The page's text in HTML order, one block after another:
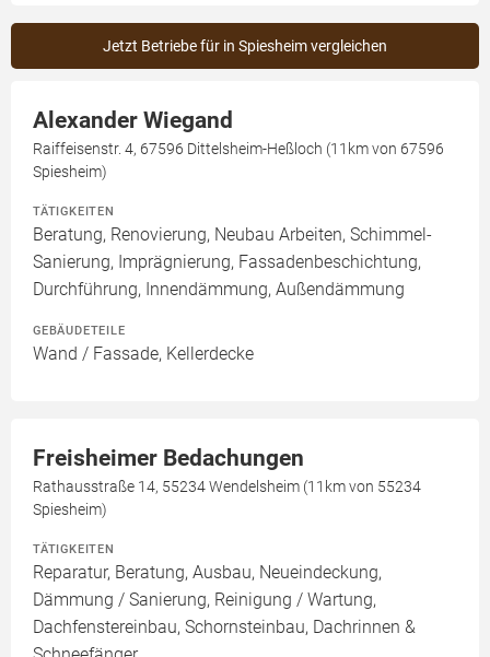
Jetzt Betriebe für in Spiesheim vergleichen
Alexander Wiegand
Raiffeisenstr. 4, 67596 Dittelsheim-Heßloch (11km von 67596
Spiesheim)
TÄTIGKEITEN
Beratung, Renovierung, Neubau Arbeiten, Schimmel-
Sanierung, Imprägnierung, Fassadenbeschichtung,
Durchführung, Innendämmung, Außendämmung
GEBÄUDETEILE
Wand / Fassade, Kellerdecke
Freisheimer Bedachungen
Rathausstraße 14, 55234 Wendelsheim (11km von 55234
Spiesheim)
TÄTIGKEITEN
Reparatur, Beratung, Ausbau, Neueindeckung,
Dämmung / Sanierung, Reinigung / Wartung,
Dachfenstereinbau, Schornsteinbau, Dachrinnen &